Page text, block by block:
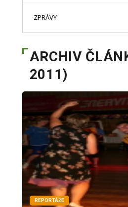
ZPRÁVY
ARCHIV
2011)
REPORTÁŽE